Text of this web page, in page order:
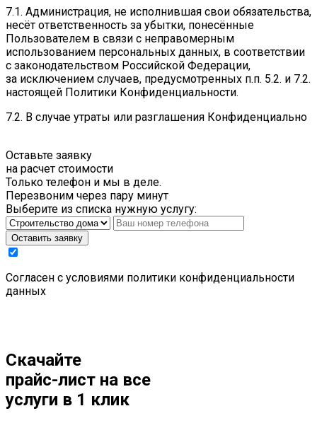
7.1. Администрация, не исполнившая свои обязательства,
несёт ответственность за убытки, понесённые
Пользователем в связи с неправомерным
использованием персональных данных, в соответствии
с законодательством Российской Федерации,
за исключением случаев, предусмотренных п.п. 5.2. и 7.2.
настоящей Политики Конфиденциальности.
7.2. В случае утраты или разглашения Конфиденциально
Оставьте заявку
на расчет стоимости
Только телефон и мы в деле.
Перезвоним через пару минут
Выберите из списка нужную услугу:
Оставить заявку
Cогласен с условиями политики конфиденциальности
данных
Скачайте
прайс-лист на все
услуги в 1 клик